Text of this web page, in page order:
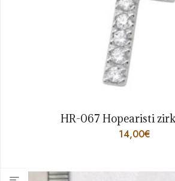
HR-067 Hopearisti
14,00€